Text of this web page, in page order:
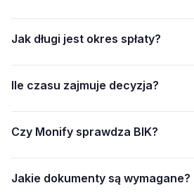
Jak długi jest okres spłaty?
Ile czasu zajmuje decyzja?
Czy Monify sprawdza BIK?
Jakie dokumenty są wymagane?